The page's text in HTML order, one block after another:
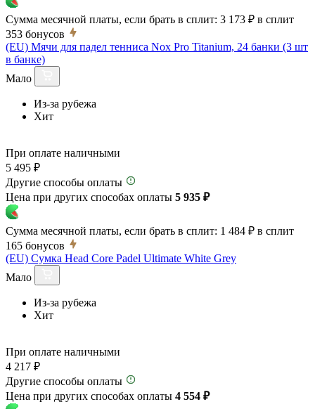
Сумма месячной платы, если брать в сплит: 3 173 ₽ в сплит
353 бонусов
(EU) Мячи для падел тенниса Nox Pro Titanium, 24 банки (3 шт
в банке)
Мало
Из-за рубежа
Хит
При оплате наличными
5 495 ₽
Другие способы оплаты
Цена при других способах оплаты 5 935 ₽
Сумма месячной платы, если брать в сплит: 1 484 ₽ в сплит
165 бонусов
(EU) Сумка Head Core Padel Ultimate White Grey
Мало
Из-за рубежа
Хит
При оплате наличными
4 217 ₽
Другие способы оплаты
Цена при других способах оплаты 4 554 ₽